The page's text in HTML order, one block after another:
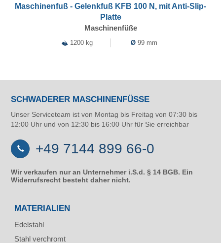
Maschinenfuß - Gelenkfuß KFB 100 N, mit Anti-Slip-
Platte
Maschinenfüße
1200 kg Ø 99 mm
SCHWADERER MASCHINENFÜSSE
Unser Serviceteam ist von Montag bis Freitag von 07:30 bis
12:00 Uhr und von 12:30 bis 16:00 Uhr für Sie erreichbar
+49 7144 899 66-0
Wir verkaufen nur an Unternehmer i.S.d. § 14 BGB. Ein
Widerrufsrecht besteht daher nicht.
MATERIALIEN
Edelstahl
Stahl verchromt